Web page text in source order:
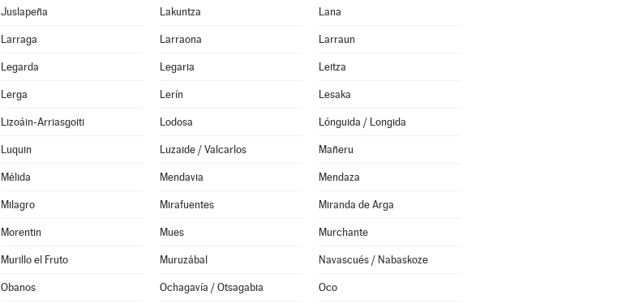
Juslapeña Lakuntza Lana
Larraga Larraona Larraun
Legarda Legaria Leitza
Lerga Lerín Lesaka
Lizoáin-Arriasgoiti Lodosa Lónguida / Longida
Luquin Luzaide / Valcarlos Mañeru
Mélida Mendavia Mendaza
Milagro Mirafuentes Miranda de Arga
Morentin Mues Murchante
Murillo el Fruto Muruzábal Navascués / Nabaskoze
Obanos Ochagavía / Otsagabia Oco